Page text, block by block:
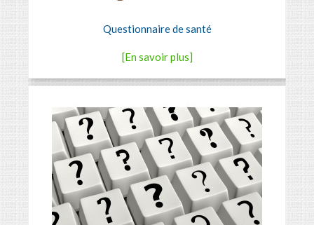
Questionnaire de santé
[En savoir plus]